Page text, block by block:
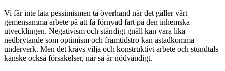
Vi får inte låta pessimismen ta överhand när det gäller vårt
gemensamma arbete på att få förnyad fart på den inhemska
utvecklingen. Negativism och ständigt gnäll kan vara lika
nedbrytande som optimism och framtidstro kan åstadkomma
underverk. Men det krävs vilja och konstruktivt arbete och stundtals
kanske också försakelser, när så är nödvändigt.